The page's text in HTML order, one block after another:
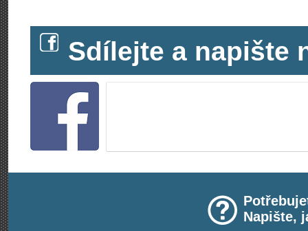
Sdílejte a napište
Napište,